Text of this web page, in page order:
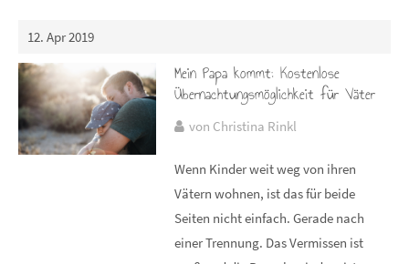
12. Apr 2019
Mein Papa kommt: Kostenlose
Übernachtungsmöglichkeit für Väter
von Christina Rinkl
Wenn Kinder weit weg von ihren
Vätern wohnen, ist das für beide
Seiten nicht einfach. Gerade nach
einer Trennung. Das Vermissen ist